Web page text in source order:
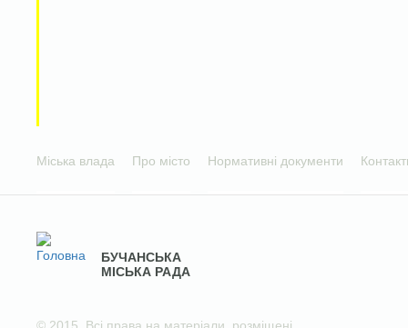
Міська влада Про місто Нормативні документи
БУЧАНСЬКА
МІСЬКА РАДА